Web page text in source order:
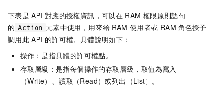
下表是 API 對應的授權資訊，可以在 RAM 權限原則語句
的 Action 元素中使用，用來給 RAM 使用者或 RAM 角色授予
調用此 API 的許可權。具體說明如下：
操作：是指具體的許可權點。
存取層級：是指每個操作的存取層級，取值為寫入
（Write）、讀取（Read）或列出（List）。